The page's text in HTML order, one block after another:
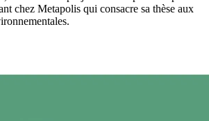
chez Metapolis qui consacre sa thèse aux